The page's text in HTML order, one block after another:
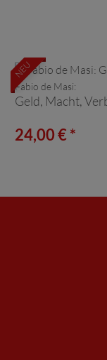
NEU
Fabio de Masi:
Geld, Macht,
24,00 € *